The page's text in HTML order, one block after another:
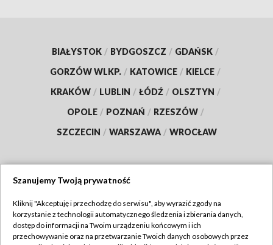
BIAŁYSTOK / BYDGOSZCZ / GDAŃSK /
GORZÓW WLKP. / KATOWICE / KIELCE /
KRAKÓW / LUBLIN / ŁÓDŹ / OLSZTYN /
OPOLE / POZNAŃ / RZESZÓW /
SZCZECIN / WARSZAWA / WROCŁAW
TVP
Abonament TVP
Regulamin TVP
Szanujemy Twoją prywatność
Kliknij "Akceptuję i przechodzę do serwisu", aby wyrazić zgody na
korzystanie z technologii automatycznego śledzenia i zbierania danych,
dostęp do informacji na Twoim urządzeniu końcowym i ich
przechowywanie oraz na przetwarzanie Twoich danych osobowych przez